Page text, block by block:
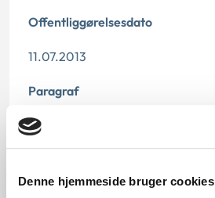
Denne hjemmeside bruger cookies
Offentliggørelsesdato
11.07.2013
Paragraf
§ 3 § 8